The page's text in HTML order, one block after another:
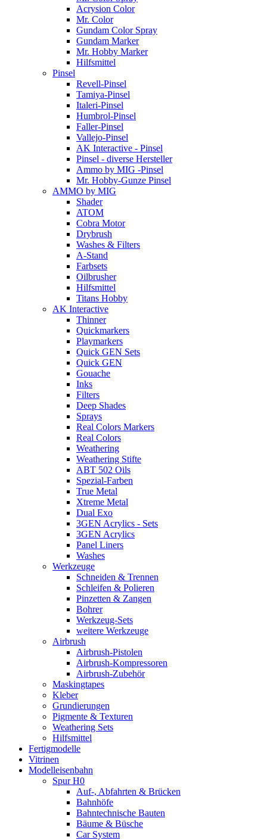
Acrysion Color
Mr. Color
Gundam Color Spray
Gundam Marker
Mr. Hobby Marker
Hilfsmittel
Pinsel
Revell-Pinsel
Tamiya-Pinsel
Italeri-Pinsel
Humbrol-Pinsel
Faller-Pinsel
Vallejo-Pinsel
AK Interactive - Pinsel
Pinsel - diverse Hersteller
Ammo by MIG -Pinsel
Mr. Hobby-Gunze Pinsel
AMMO by MIG
Shader
ATOM
Cobra Motor
Drybrush
Washes & Filters
A-Stand
Farbsets
Oilbrusher
Hilfsmittel
Titans Hobby
AK Interactive
Thinner
Quickmarkers
Playmarkers
Quick GEN Sets
Quick GEN
Gouache
Inks
Filters
Deep Shades
Sprays
Real Colors Markers
Real Colors
Weathering
Weathering Stifte
ABT 502 Oils
Spezial-Farben
True Metal
Xtreme Metal
Dual Exo
3GEN Acrylics - Sets
3GEN Acrylics
Panel Liners
Washes
Werkzeuge
Schneiden & Trennen
Schleifen & Polieren
Pinzetten & Zangen
Bohrer
Werkzeug-Sets
weitere Werkzeuge
Airbrush
Airbrush-Pistolen
Airbrush-Kompressoren
Airbrush-Zubehör
Maskingtapes
Kleber
Grundierungen
Pigmente & Texturen
Weathering Sets
Hilfsmittel
Fertigmodelle
Vitrinen
Modelleisenbahn
Spur H0
Auf-, Abfahrten & Brücken
Bahnhöfe
Bahntechnische Bauten
Bäume & Büsche
Car System